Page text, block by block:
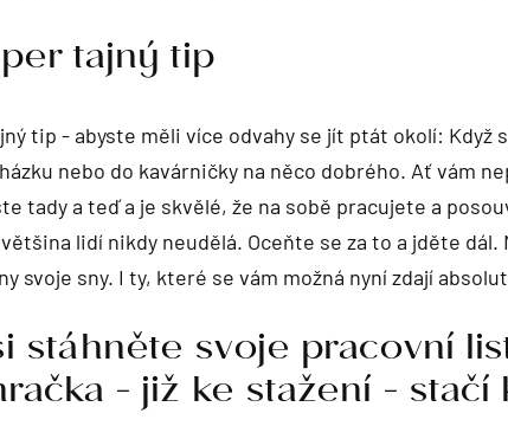
tajný tip
tip - abyste měli více odvahy se jít ptát okolí:
nebo do kavárničky na něco dobrého. Ať vám
tady a teď a je skvělé, že na sobě pracujete a
lidí nikdy neudělá. Oceňte se za to a jděte
svoje sny. I ty, které se vám možná nyní zdají
stáhněte svoje pracovní
- již ke stažení -